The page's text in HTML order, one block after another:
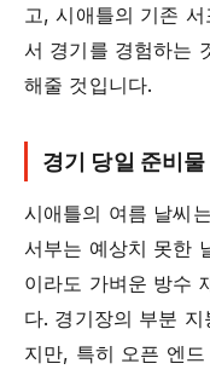
고, 시애틀의 기존
서 경기를 경험하는
해줄 것입니다.
경기 당일 준비물
시애틀의 여름 날씨
서부는 예상치 못한
이라도 가벼운 방수
다. 경기장의 부분
지만, 특히 오픈 엔